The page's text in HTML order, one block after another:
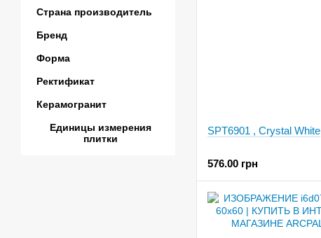
SPT6901 , Crystal White
576.00 грн
Страна производитель
Бренд
Форма
Ректификат
Керамогранит
Единицы измерения
плитки